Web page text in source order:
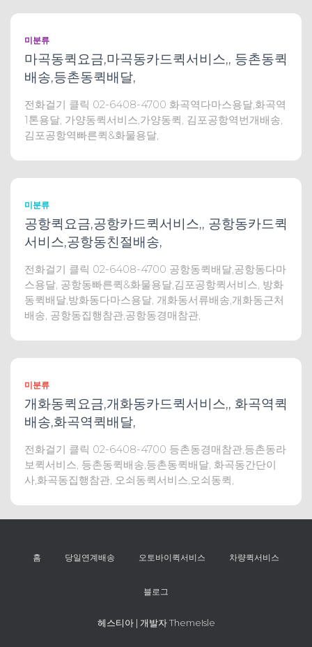
미분류
마곡동퀵요금,마곡동카드퀵서비스,, 등촌동퀵
배송,등촌동퀵배달,
전화걸기 클릭 02-6408-4700 화곡역다마스용달,화곡역
1톤용달, 가양동퀵서비스,가양동퀵, 김포공항역번개배송,
김포공항역빠른퀵&화물용달,
미분류
공항퀵요금,공항카드퀵서비스,, 공항동카드퀵
서비스,공항동친절배송,
전화걸기 클릭 02-6408-4700 공항동퀵배달,공항동다마
스용달, 공항동빠른퀵&화물용달,김포공항퀵서비스, 방화
동퀵배달,방화동다마스용달, 개화동서류배송,개화동근처
배송, 공항동집행참관,공항동경매참관,
미분류
개화동퀵요금,개화동카드퀵서비스,, 화곡역퀵
배송,화곡역퀵배달,
전화걸기 클릭 02-6408-4700 등촌동경매참관,등촌동라
보퀵서비스, 등촌동퀵배송,등촌동퀵배달, 화곡동간단이
사,화곡동집행참관, 오쇠동퀵서비스,오쇠동퀵,
홈 당일연계배송 오토바이퀵서비스 차량퀵서비스
블로그
헤스티아 | 개발자ThemeIsle